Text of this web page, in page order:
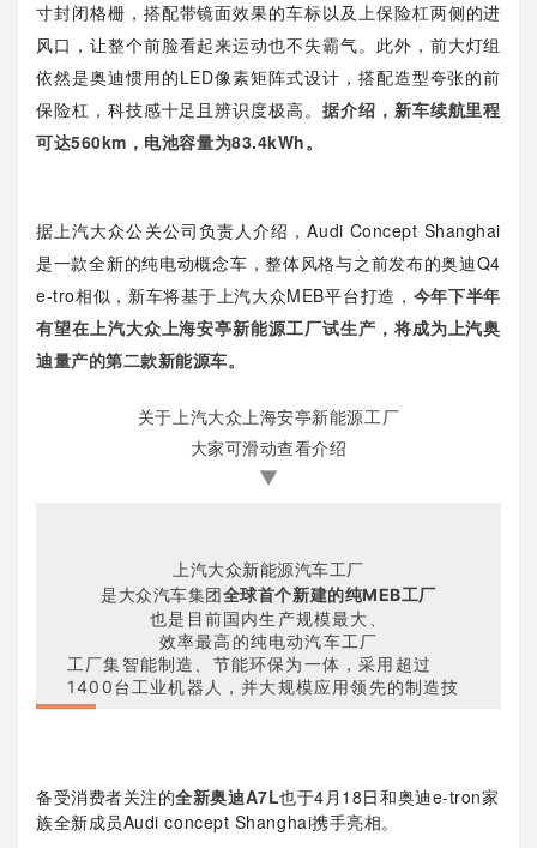
寸封闭格栅，搭配带镜面效果的车标以及上保险杠两侧的进
风口，让整个前脸看起来运动也不失霸气。此外，前大灯组
依然是奥迪惯用的LED像素矩阵式设计，搭配造型夸张的前
保险杠，科技感十足且辨识度极高。 据介绍，新车续航里程
可达560km，电池容量为83.4kWh。
据上汽大众公关公司负责人介绍，Audi Concept Shanghai
是一款全新的纯电动概念车，整体风格与之前发布的奥迪Q4
e-tro相似，新车将基于上汽大众MEB平台打造， 今年下半年
有望在 上汽大众上海安亭新能源工厂试生产，将成为上汽奥
迪量产的第二款新能源车。
关于上汽大众上海安亭新能源工厂
大家可滑动查看介绍
▼
上汽大众新能源汽车工厂
是大众汽车集团全球首个新建的纯MEB工厂
也是目前国内生产规模最大、
效率最高的纯电动汽车工厂
工厂集智能制造、节能环保为一体，采用超过
1400台工业机器人，并大规模应用领先的制造技
术，实现制造全过程的智能化和数字化。
备受消费者关注的全新奥迪A7L也于4月18日和奥迪e-tron家
族全新成员Audi concept Shanghai携手亮相。